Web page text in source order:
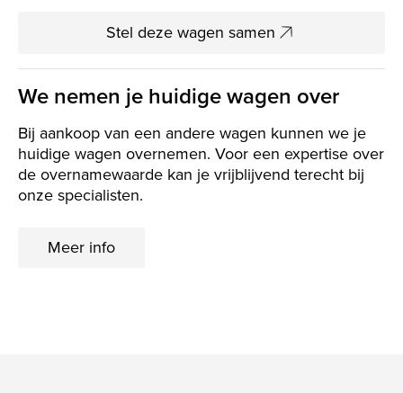
Stel deze wagen samen
We nemen je huidige wagen over
Bij aankoop van een andere wagen kunnen we je
huidige wagen overnemen. Voor een expertise over
de overnamewaarde kan je vrijblijvend terecht bij
onze specialisten.
Meer info